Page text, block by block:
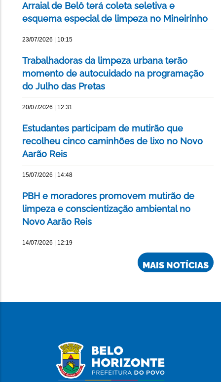
Arraial de Belô terá coleta seletiva e
esquema especial de limpeza no Mineirinho
23/07/2026 | 10:15
Trabalhadoras da limpeza urbana terão
momento de autocuidado na programação
do Julho das Pretas
20/07/2026 | 12:31
Estudantes participam de mutirão que
recolheu cinco caminhões de lixo no Novo
Aarão Reis
15/07/2026 | 14:48
PBH e moradores promovem mutirão de
limpeza e conscientização ambiental no
Novo Aarão Reis
14/07/2026 | 12:19
MAIS NOTÍCIAS